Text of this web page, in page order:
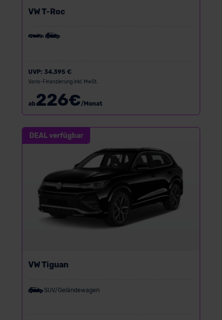
VW T-Roc
UVP: 34.395 €
Vario-Finanzierung inkl. MwSt.
ab226€/Monat
DEAL verfügbar
VW Tiguan
SUV/Geländewagen